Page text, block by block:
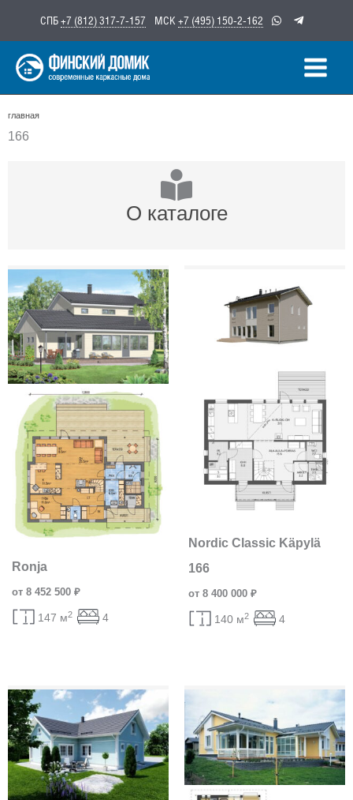
содержимому
СПБ+7 (812) 317-7-157 МСК +7 (495) 150-2-162
главная
166
О каталоге
Ronja
от 8 452 500 ₽
147 м2 4
Nordic Classic Käpylä
166
от 8 400 000 ₽
140 м2 4